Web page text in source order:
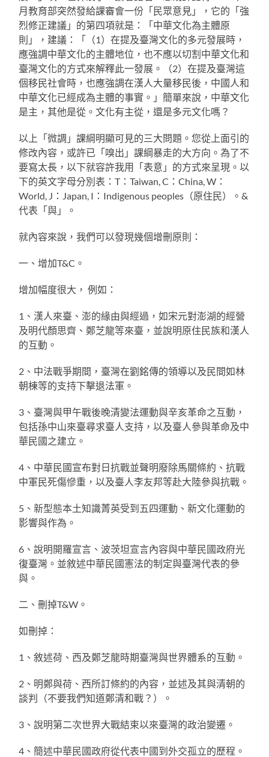
月教育部突然發給課審會一份「民眾意見」，它的「強
烈修正建議」的第四項就是：「中華文化為主體原
則」，建議：「（1）在提及臺灣文化的多元發展時，
應強調中華文化的主體地位，也不應以切割中華文化和
臺灣文化的方式來解釋此一發展。（2）在提及臺灣這
個移民社會時，也應強調在漢人大量移民後，中國人和
中華文化已經成為主體的事實。」簡單來說，中華文化
是主，其他是從。文化有主從，還是多元文化嗎？
以上「微調」課綱明顯可見的三大問題。您從上面引的
修改內容，或許已「嗅出」課綱暴走的大方向。為了不
要寫太長，以下就容許我用「表意」的方式來呈現。以
下的英文字母分別表：T：Taiwan, C：China, W：
World, J：Japan, I：Indigenous peoples（原住民）。&
代表「與」。
就內容來說，我們可以發現幾個增刪原則：
一、增加T&C。
增加幅度很大， 例如：
1、漢人來臺、澎的緣由與經過，如宋元對澎湖的經營
及明代顏思齊、鄭芝龍等來臺，並說明原住民族和漢人
的互動。
2、中法戰爭期間，臺灣在劉銘傳的領導以及民間如林
朝棟等的支持下擊退法軍。
3、臺灣與甲午戰後晚清變法運動與辛亥革命之互動，
包括孫中山來臺尋求臺人支持，以及臺人參與革命及中
華民國之建立。
4、中華民國宣布對日抗戰並聲明廢除馬關條約、抗戰
中軍民死傷慘重，以及臺人李友邦等赴大陸參與抗戰。
5、新型態本土知識菁英受到五四運動、新文化運動的
影響與作為。
6、說明開羅宣言、波茨坦宣言內容與中華民國政府光
復臺灣。並敘述中華民國憲法的制定與臺灣代表的參
與。
二、刪掉T&W。
如刪掉：
1、敘述荷、西及鄭芝龍時期臺灣與世界體系的互動。
2、明鄭與荷、西所訂條約的內容，並述及其與清朝的
談判（不要我們知道鄭清和戰？）。
3、說明第二次世界大戰結束以來臺灣的政治變遷。
4、簡述中華民國政府從代表中國到外交孤立的歷程。